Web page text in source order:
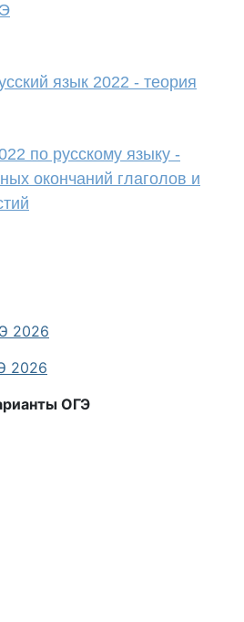
язык 2022 - теория
по русскому языку -
окончаний глаголов и
2026
2026
ОГЭ